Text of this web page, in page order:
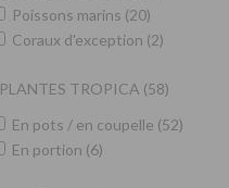
Poissons marins (20)
Coraux d'exception (2)
PLANTES TROPICA (58)
En pots / en coupelle (52)
En portion (6)